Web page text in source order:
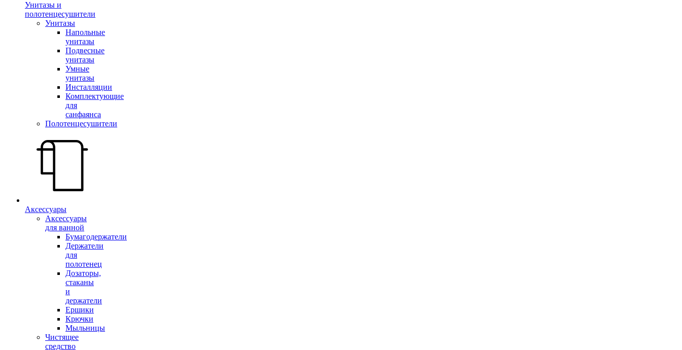
Унитазы и
полотенцесушители
Унитазы
Напольные
унитазы
Подвесные
унитазы
Умные
унитазы
Инсталляции
Комплектующие
для
санфаянса
Полотенцесушители
Аксессуары
Аксессуары
для ванной
Бумагодержатели
Держатели
для
полотенец
Дозаторы,
стаканы
и
держатели
Ершики
Крючки
Мыльницы
Чистящее
средство